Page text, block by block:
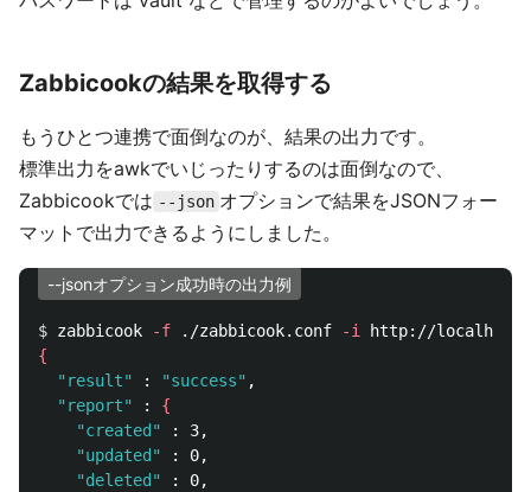
Zabbicookの結果を取得する
もうひとつ連携で面倒なのが、結果の出力です。
標準出力をawkでいじったりするのは面倒なので、
Zabbicookでは --json オプションで結果をJSONフォー
マットで出力できるようにしました。
--jsonオプション成功時の出力例
$ zabbicook -f ./zabbicook.conf -i
http://
{
"result"
: "success" ,
"report"
: {
"created"
: 3,
"updated"
: 0,
"deleted"
: 0,